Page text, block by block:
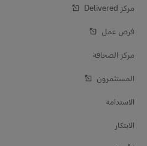
مركز Delivered‎
فرص عمل
مركز الصحافة
المستثمرون
الاستدامة
الابتكار